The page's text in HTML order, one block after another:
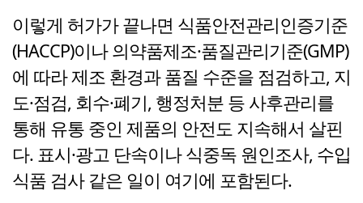
이렇게 허가가 끝나면 식품안전관리인증기준
(HACCP)이나 의약품제조·품질관리기준(GMP)
에 따라 제조 환경과 품질 수준을 점검하고, 지
도·점검, 회수·폐기, 행정처분 등 사후관리를
통해 유통 중인 제품의 안전도 지속해서 살핀
다. 표시·광고 단속이나 식중독 원인조사, 수입
식품 검사 같은 일이 여기에 포함된다.